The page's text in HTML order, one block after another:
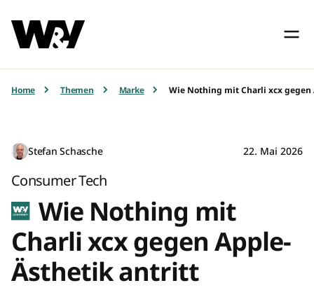
Home Themen Marke Wie Nothing mit Charli xcx
Stefan Schasche 22. Mai 2026
Consumer Tech
Wie Nothing mit
Charli xcx gegen Apple-
Ästhetik antritt